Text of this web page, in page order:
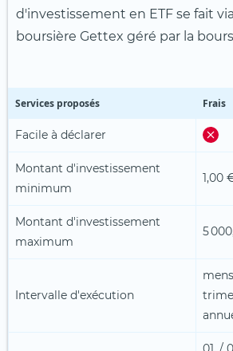
d'investissement en ETF se fait
boursière Gettex géré par la
Services proposés Frais
Facile à déclarer
Montant d'investissement
minimum
1,00
Montant d'investissement
maximum
5
Intervalle d'exécution